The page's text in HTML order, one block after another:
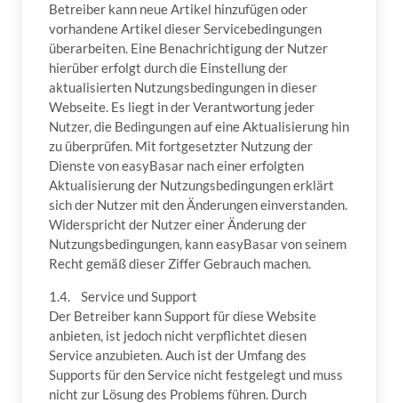
Betreiber kann neue Artikel hinzufügen oder
vorhandene Artikel dieser Servicebedingungen
überarbeiten. Eine Benachrichtigung der Nutzer
hierüber erfolgt durch die Einstellung der
aktualisierten Nutzungsbedingungen in dieser
Webseite. Es liegt in der Verantwortung jeder
Nutzer, die Bedingungen auf eine Aktualisierung hin
zu überprüfen. Mit fortgesetzter Nutzung der
Dienste von easyBasar nach einer erfolgten
Aktualisierung der Nutzungsbedingungen erklärt
sich der Nutzer mit den Änderungen einverstanden.
Widerspricht der Nutzer einer Änderung der
Nutzungsbedingungen, kann easyBasar von seinem
Recht gemäß dieser Ziffer Gebrauch machen.
1.4. Service und Support
Der Betreiber kann Support für diese Website
anbieten, ist jedoch nicht verpflichtet diesen
Service anzubieten. Auch ist der Umfang des
Supports für den Service nicht festgelegt und muss
nicht zur Lösung des Problems führen. Durch